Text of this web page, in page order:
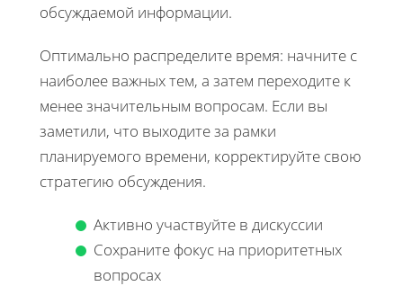
обсуждаемой информации.
Оптимально распределите время: начните с
наиболее важных тем, а затем переходите к
менее значительным вопросам. Если вы
заметили, что выходите за рамки
планируемого времени, корректируйте свою
стратегию обсуждения.
Активно участвуйте в дискуссии
Сохраните фокус на приоритетных
вопросах